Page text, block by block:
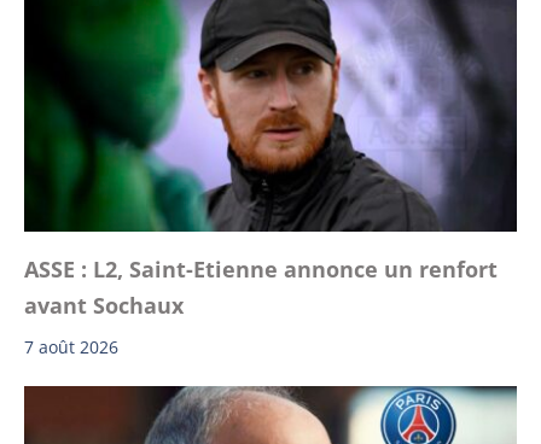
ASSE : L2, Saint-Etienne annonce un renfort
avant Sochaux
7 août 2026